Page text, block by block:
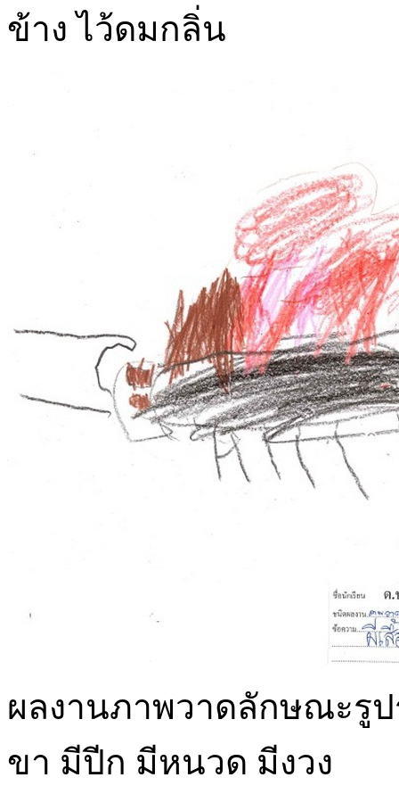
ข้าง ไว้ดมกลิ่น
ผลงานภาพวาดลักษณะรูป
ขา มีปีก มีหนวด มีงวง